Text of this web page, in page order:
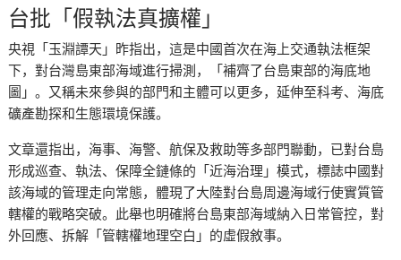
台批「假執法真擴權」
央視「玉淵譚天」昨指出，這是中國首次在海上交通執法框架
下，對台灣島東部海域進行掃測，「補齊了台島東部的海底地
圖」。又稱未來參與的部門和主體可以更多，延伸至科考、海底
礦產勘探和生態環境保護。
文章還指出，海事、海警、航保及救助等多部門聯動，已對台島
形成巡查、執法、保障全鏈條的「近海治理」模式，標誌中國對
該海域的管理走向常態，體現了大陸對台島周邊海域行使實質管
轄權的戰略突破。此舉也明確將台島東部海域納入日常管控，對
外回應、拆解「管轄權地理空白」的虛假敘事。